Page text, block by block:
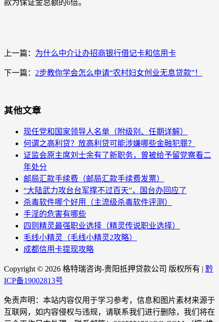
款为保证金总额的6倍。
上一篇： 为什么中介让办招商银行借记卡和信用卡
下一篇： 2步教你学会怎么申请“农村妇女创业无息贷款”！
其他文章
现任党和国家领导人名单（附级别、任期详解）
何谓之高利贷？放高利贷可能涉嫌哪些金融犯罪？
证监会原主席刘士余有了新职务，曾被给予留党察看二
年处分
邮局汇款手续费（邮局汇款手续费发票）
“大陆武力攻台台军撑不过百天”，国台办回应了
杀毒软件哪个好用（主流级杀毒软件评测）
手淫的危害有哪些
四则精灵最强职业选择（精灵传说职业选择）
毛线小精灵（毛线小精灵2攻略）
成都信用卡提现攻略
Copyright © 2026 格特瑞咨询-贵阳抵押贷款公司 版权所有 | 黔
ICP备19002813号
免责声明：本站内容仅用于学习参考，信息和图片素材来源于
互联网，如内容侵权与违规，请联系我们进行删除，我们将在